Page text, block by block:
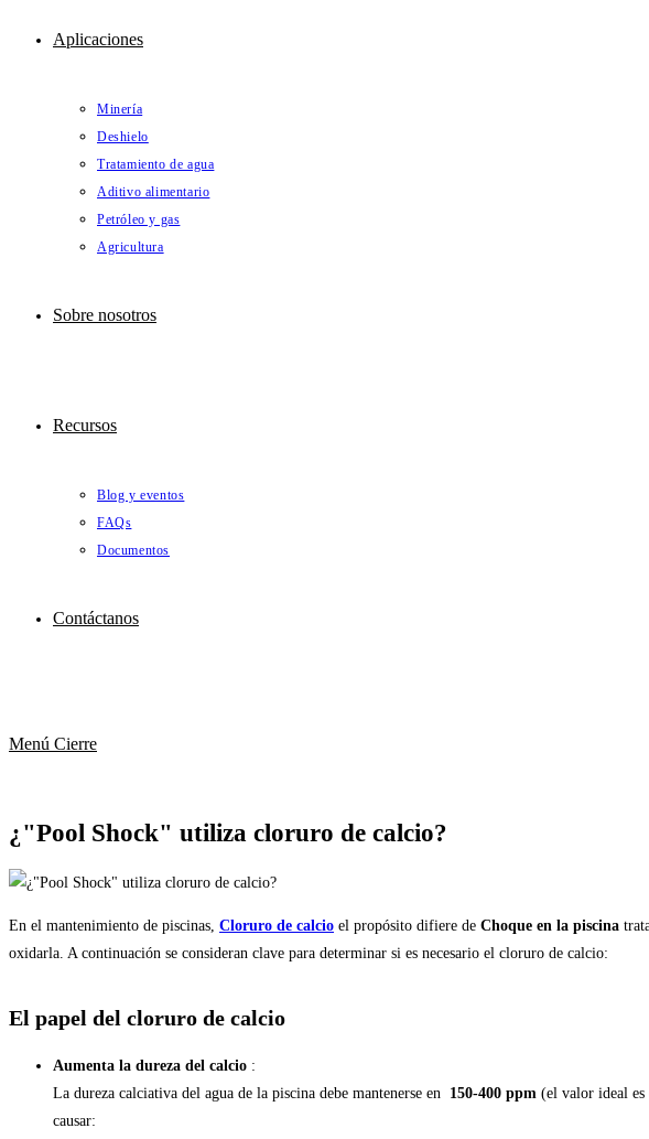
Aplicaciones
Minería
Deshielo
Tratamiento de agua
Aditivo alimentario
Petróleo y gas
Agricultura
Sobre nosotros
Recursos
Blog y eventos
FAQs
Documentos
Contáctanos
Menú Cierre
¿"Pool Shock" utiliza cloruro de calcio?
En el mantenimiento de piscinas, Cloruro de calcio el propósito difiere de Choque en la piscina
oxidarla. A continuación se consideran clave para determinar si es necesario el cloruro de calcio:
El papel del cloruro de calcio
Aumenta la dureza del calcio :
La dureza calciativa del agua de la piscina debe mantenerse en 150-400 ppm (el valor ideal es
causar: